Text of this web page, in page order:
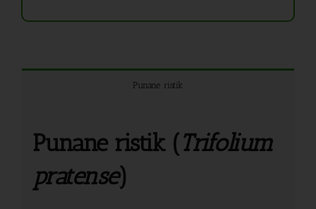
Punane ristik
Punane ristik (Trifolium
pratense)